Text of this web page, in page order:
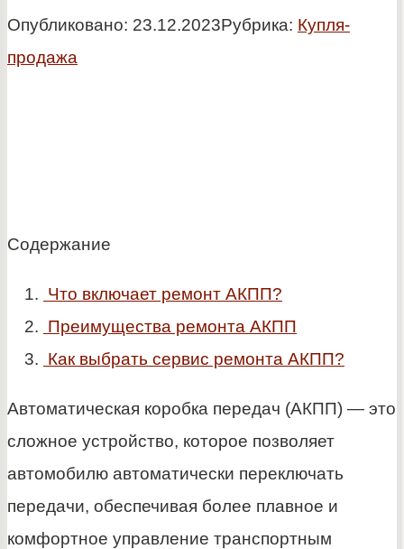
Опубликовано: 23.12.2023Рубрика: Купля-
продажа
Содержание
Что включает ремонт АКПП?
Преимущества ремонта АКПП
Как выбрать сервис ремонта АКПП?
Автоматическая коробка передач (АКПП) — это
сложное устройство, которое позволяет
автомобилю автоматически переключать
передачи, обеспечивая более плавное и
комфортное управление транспортным